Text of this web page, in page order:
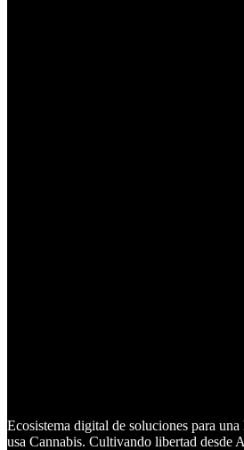
Ecosistema digital de soluciones para
usa Cannabis. Cultivando libertad desde